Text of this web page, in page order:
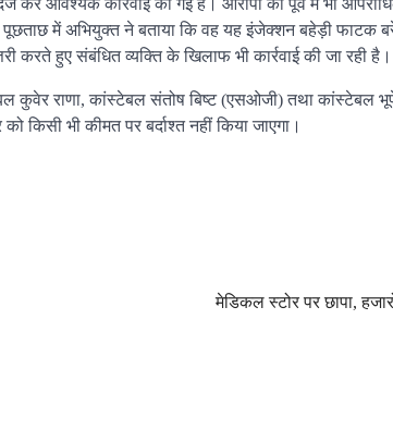
आवश्यक कार्रवाई की गई है। आरोपी का पूर्व में भी
में अभियुक्त ने बताया कि वह यह इंजेक्शन बहेड़ी फाटक
करते हुए संबंधित व्यक्ति के खिलाफ भी कार्रवाई की जा रही है।
कुवेर राणा, कांस्टेबल संतोष बिष्ट (एसओजी) तथा कांस्टेबल
भी कीमत पर बर्दाश्त नहीं किया जाएगा।
मेडिकल स्टोर पर छापा,